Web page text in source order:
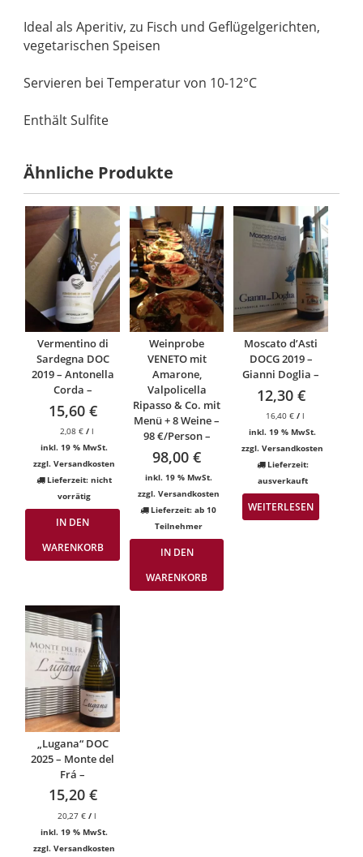
Ideal als Aperitiv, zu Fisch und Geflügelgerichten,
vegetarischen Speisen
Servieren bei Temperatur von 10-12°C
Enthält Sulfite
Ähnliche Produkte
Vermentino di
Sardegna DOC
2019 – Antonella
Corda –
15,60 €
2,08 €/ l
inkl. 19 % MwSt.
zzgl.Versandkosten
Lieferzeit:nicht
vorrätig
IN DEN
WARENKORB
Weinprobe
VENETO mit
Amarone,
Valpolicella
Ripasso & Co. mit
Menü + 8 Weine –
98 €/Person –
98,00€
inkl. 19 % MwSt.
zzgl. Versandkosten
Lieferzeit:ab 10
Teilnehmer
IN DEN
WARENKORB
Moscato d’Asti
DOCG 2019 –
Gianni Doglia –
12,30 €
16,40 €/ l
inkl. 19 % MwSt.
zzgl.Versandkosten
Lieferzeit:
ausverkauft
WEITERLESEN
„Lugana“ DOC
2025 – Monte del
Frá –
15,20 €
20,27 €/ l
inkl. 19 % MwSt.
zzgl.Versandkosten